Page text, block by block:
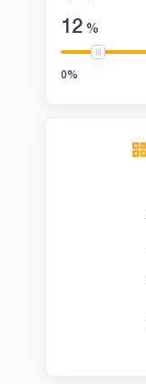
12%
0%